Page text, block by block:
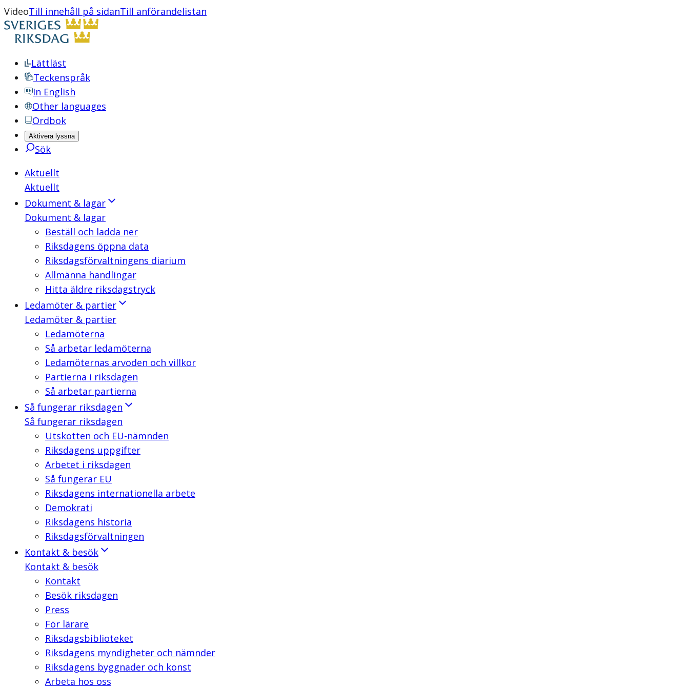
VideoTill innehåll på sidanTill anförandelistan
Lättläst
Teckenspråk
In English
Other languages
Ordbok
Aktivera lyssna
Sök
Aktuellt
Aktuellt
Dokument & lagar
Dokument & lagar
Beställ och ladda ner
Riksdagens öppna data
Riksdagsförvaltningens diarium
Allmänna handlingar
Hitta äldre riksdagstryck
Ledamöter & partier
Ledamöter & partier
Ledamöterna
Så arbetar ledamöterna
Ledamöternas arvoden och villkor
Partierna i riksdagen
Så arbetar partierna
Så fungerar riksdagen
Så fungerar riksdagen
Utskotten och EU-nämnden
Riksdagens uppgifter
Arbetet i riksdagen
Så fungerar EU
Riksdagens internationella arbete
Demokrati
Riksdagens historia
Riksdagsförvaltningen
Kontakt & besök
Kontakt & besök
Kontakt
Besök riksdagen
Press
För lärare
Riksdagsbiblioteket
Riksdagens myndigheter och nämnder
Riksdagens byggnader och konst
Arbeta hos oss